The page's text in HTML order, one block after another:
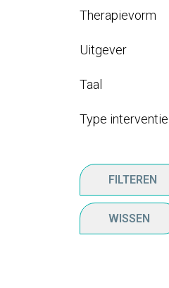
Therapievorm
Uitgever
Taal
Type interventie
FILTEREN
WISSEN